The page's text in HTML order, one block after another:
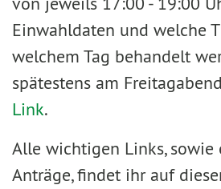
Einwahldaten und welche
welchem Tag behandelt
spätestens am
Link.
Alle wichtigen Links, sowie
Anträge, findet ihr auf